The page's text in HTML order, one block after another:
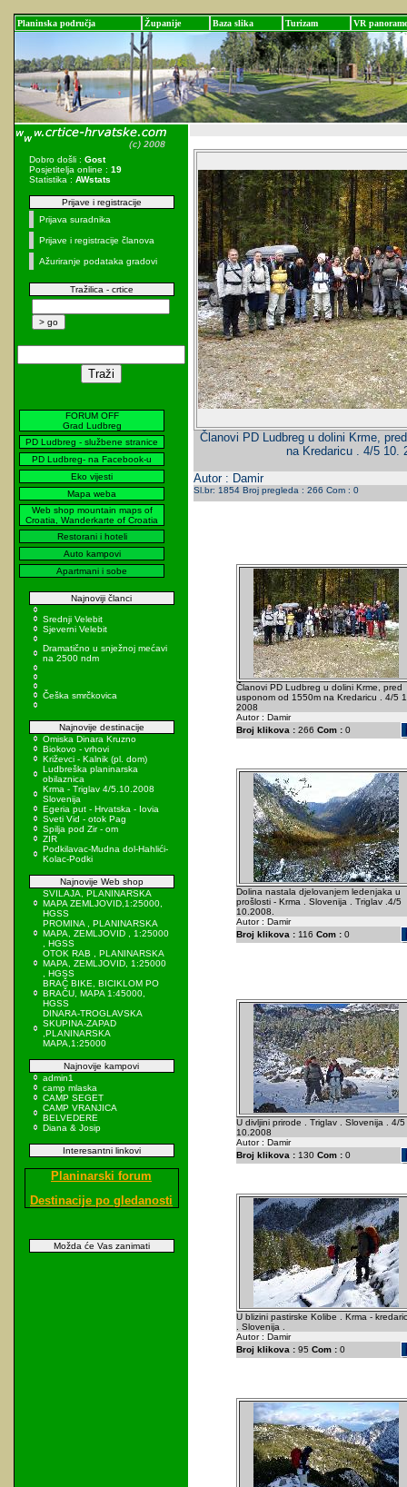
Planinska područja Županije Baza slika Turizam VR panorame
Dobro došli : Gost
Posjetitelja online : 19
Statistika : AWstats
Prijave i registracije
Prijava suradnika
Prijave i registracije članova
Ažuriranje podataka gradovi
Tražilica - crtice
FORUM OFF
Grad Ludbreg
PD Ludbreg - službene stranice
PD Ludbreg- na Facebook-u
Eko vijesti
Mapa weba
Web shop mountain maps of
Croatia, Wanderkarte of Croatia
Restorani i hoteli
Auto kampovi
Apartmani i sobe
Najnoviji članci
Srednji Velebit
Sjeverni Velebit
Dramatično u snježnoj mećavi
na 2500 ndm
Češka smrčkovica
Najnovije destinacije
Omiska Dinara Kruzno
Biokovo - vrhovi
Križevci - Kalnik (pl. dom)
Ludbreška planinarska
obilaznica
Krma - Triglav 4/5.10.2008
Slovenija
Egeria put - Hrvatska - Iovia
Sveti Vid - otok Pag
Spilja pod Zir - om
ZIR
Podkilavac-Mudna dol-Hahlići-
Kolac-Podki
Najnovije Web shop
SVILAJA, PLANINARSKA
MAPA ZEMLJOVID,1:25000,
HGSS
PROMINA , PLANINARSKA
MAPA, ZEMLJOVID , 1:25000
, HGSS
OTOK RAB , PLANINARSKA
MAPA, ZEMLJOVID, 1:25000
, HGSS
BRAČ BIKE, BICIKLOM PO
BRAČU, MAPA 1:45000,
HGSS
DINARA-TROGLAVSKA
SKUPINA-ZAPAD
,PLANINARSKA
MAPA,1:25000
Najnovije kampovi
admin1
camp mlaska
CAMP SEGET
CAMP VRANJICA
BELVEDERE
Diana & Josip
Interesantni linkovi
Planinarski forum
Destinacije po gledanosti
Možda će Vas zanimati
Članovi PD Ludbreg u dolini Krme,
na Kredaricu . 4/5 10.
Autor : Damir
Sl.br: 1854 Broj pregleda : 266 Com : 0
Članovi PD Ludbreg u dolini Krme, pred
usponom od 1550m na Kredaricu . 4/5
2008
Autor : Damir
Broj klikova :266 Com :0
Dolina nastala djelovanjem ledenjaka u
prošlosti - Krma . Slovenija . Triglav .4/5
10.2008.
Autor : Damir
Broj klikova :116 Com :0
U divljini prirode . Triglav . Slovenija . 4/5
10.2008
Autor : Damir
Broj klikova :130 Com :0
U blizini pastirske Kolibe . Krma -
. Slovenija .
Autor : Damir
Broj klikova :95 Com :0